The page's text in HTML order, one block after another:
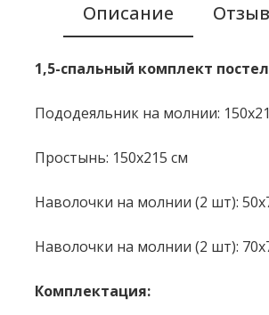
Описание
1,5-спальный комплект
Пододеяльник на молнии:
Простынь: 150x215 см
Наволочки на молнии (2 шт):
Наволочки на молнии (2 шт):
Комплектация: